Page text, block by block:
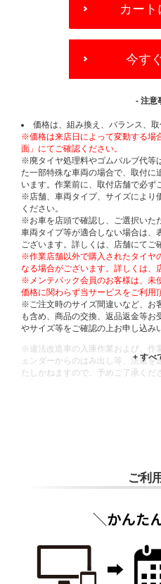
OPTIONS
カート
今す
- 注意
価格は、組み換え、バランス、取
※価格は来店日によって変動する場
面」にてご確認ください。
※廃タイヤ処理料やゴムバルブ代等
た一部特殊な車両の場合で、取付に
います。作業前に、取付店舗で必ず
※店舗、車両タイプ、サイズにより
ください。
※お車を店頭で確認し、ご選択いた
車両タイプ等が適合しない場合は、
ございます。詳しくは、店舗にてご
※作業店舗以外で購入されたタイヤ
なる場合がございます。詳しくは、
※メンテパック会員のお客様は、未
価格に関わらず当サービスをご利用
※ご注文時のサイズ間違いなど、お
も含め、商品の交換、返品返金等
やサイズ等をご確認の上お申し込み
※違法改造車の入庫作業および、作
ェンダーからのはみ出し等、法規
たしかねますので、予めご了承くだ
ご利